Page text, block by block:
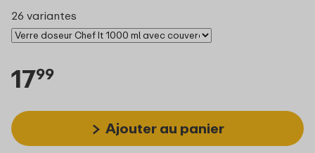
26 variantes
1799
Ajouter au panier